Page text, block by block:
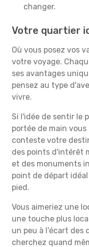
changer.
Votre quartier
Où vous posez vos
votre voyage.
ses avantages
pensez au type
vivre.
Si l'idée de sentir le
portée de main
conteste votre
des points d'intérêt
et des monuments
point de départ
pied.
Vous aimeriez une
une touche plus
un peu à l'écart des
cherchez quand